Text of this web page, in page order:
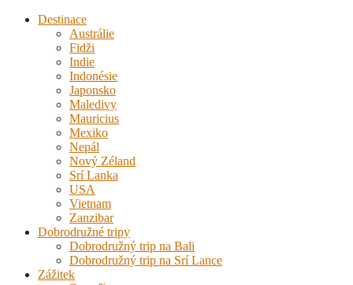
Destinace
Austrálie
Fidži
Indie
Indonésie
Japonsko
Maledivy
Mauricius
Mexiko
Nepál
Nový Zéland
Srí Lanka
USA
Vietnam
Zanzibar
Dobrodružné tripy
Dobrodružný trip na Bali
Dobrodružný trip na Srí Lance
Zážitek